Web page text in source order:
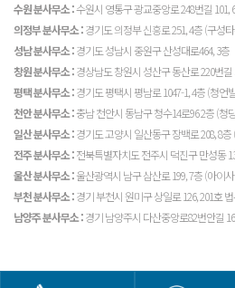
수원 분사무소 :수원시 영통구 광교중앙로 248번길 101,
의정부 분사무소 :경기도 의정부 신흥로 251, 4층 (구성
성남 분사무소 :경기도 성남시 중원구 산성대로464, 3층
창원 분사무소 :경상남도 창원시 성산구 동산로 220번길
평택 분사무소 :경기도 평택시 평남로 1047-1, 4층 (청언
천안 분사무소 :충남 천안시 동남구 청수14로96 2층 (청
일산 분사무소 :경기도 고양시 일산동구 장백로 208, 8
전주 분사무소 :전북특별자치도 전주시 덕진구 만성동
울산 분사무소 :울산광역시 남구 삼산로 199, 7층 (아이
부천 분사무소 :경기 부천시 원미구 상일로 126, 201호
남양주 분사무소 :경기 남양주시 다산중앙로82번안길